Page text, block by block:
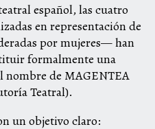
español, las cuatro
en representación de
por mujeres— han
formalmente una
nombre de MAGENTEA
Teatral).
un objetivo claro: